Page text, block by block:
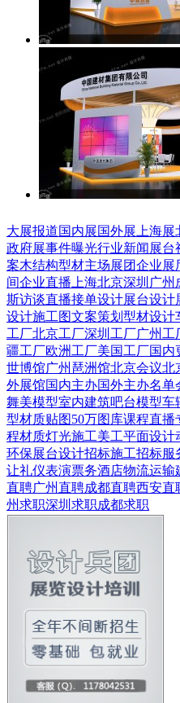
大展报道国内展国外展 上海展
政府展事件曝光行业新闻 展台
案木结构型材主场展团企业展
间企业直播 上海北京深圳 广州
斯访谈直播接单设计展台设计
设计施工图文案策划 型材设计
工厂北京工厂深圳工厂广州工
疆工厂欧洲工厂美国工厂国内
世博馆广州琶洲馆北京会议北
外展馆国内主办国外主办名单
舞美模型室内建筑吧台模型车
型材质贴图50万图库课程直播
程材质灯光施工美工平面设计
环保展台设计招标施工招标服
让礼仪表演票务酒店物流运输
直聘广州直聘成都直聘西安直
州求职深圳求职成都求职